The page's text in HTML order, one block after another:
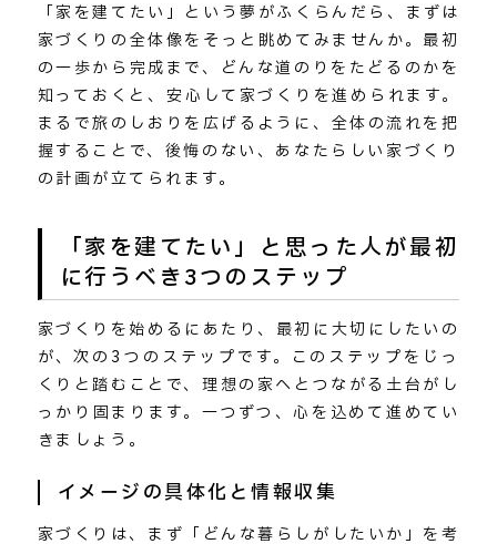
「家を建てたい」という夢がふくらんだら、まずは
家づくりの全体像をそっと眺めてみませんか。最初
の一歩から完成まで、どんな道のりをたどるのかを
知っておくと、安心して家づくりを進められます。
まるで旅のしおりを広げるように、全体の流れを把
握することで、後悔のない、あなたらしい家づくり
の計画が立てられます。
「家を建てたい」と思った人が最初
に行うべき3つのステップ
家づくりを始めるにあたり、最初に大切にしたいの
が、次の3つのステップです。このステップをじっ
くりと踏むことで、理想の家へとつながる土台がし
っかり固まります。一つずつ、心を込めて進めてい
きましょう。
イメージの具体化と情報収集
家づくりは、まず「どんな暮らしがしたいか」を考